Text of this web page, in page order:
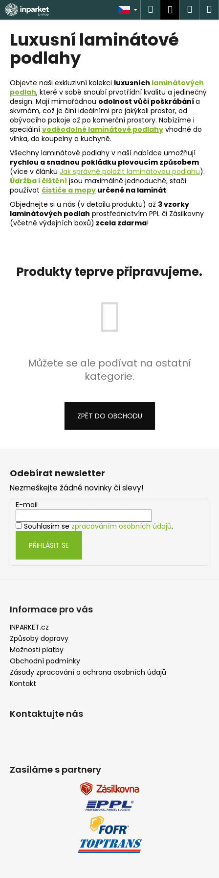
Přejít
na
obsah
Hledat
Luxusní laminátové
podlahy
Objevte naši exkluzivní kolekci luxusních laminátových
podlah, které v sobě snoubí prvotřídní kvalitu a jedinečný
design. Mají mimořádnou odolnost vůči poškrábání a
skvrnám, což je činí ideálními pro jakýkoli prostor, od
obývacího pokoje až po komerční prostory. Nabízíme i
speciální voděodolné laminátové podlahy vhodné do
vlhka, do koupelny a kuchyně.
Všechny laminátové podlahy v naší nabídce umožňují
rychlou a snadnou pokládku plovoucím způsobem
(více v článku Jak správně položit laminátovou podlahu).
Údržba i čištění jsou maximálně jednoduché, stačí
používat čističe a mopy určené na laminát.
Objednejte si u nás (v detailu produktu) až 3 vzorky
laminátových podlah prostřednictvím PPL či Zásilkovny
(včetně výdejních boxů) zcela zdarma!
Produkty teprve připravujeme.
Můžete se ale podívat na ostatní
kategorie.
ZPĚT DO OBCHODU
K
o
C
o
p
o
t
ř
e
b
u
j
e
t
e
n
a
HLEDAT
u
e
m
e
TŘÍVRSTVÁ
DŘEVĚNÁ
PODLAHA
ELEGANT
190
1
2
Kč
Z
Odebírat newsletter
Nezmeškejte žádné novinky či slevy!
E-mail
Souhlasím se zpracováním osobních údajů.
PŘIHLÁSIT SE
Informace pro vás
INPARKET.cz
Způsoby dopravy
Možnosti platby
Obchodní podmínky
Zásady zpracování a ochrana osobních údajů
Kontakt
Kontaktujte nás
Zasíláme s partnery